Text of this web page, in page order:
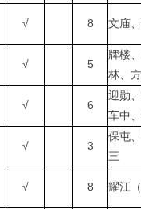
√ 8 文庙
√ 5
牌楼
林、
√ 6
迎勋
车中
√ 3
保屯
三
√ 8 耀江